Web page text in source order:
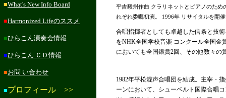
■What's New Info Board
■Harmonized Lifeのススメ
■ひらこん演奏会情報
■ひらこん ＣＤ情報
■お問 い合わせ
■プロフィール >>
平吉毅州作曲 クラリネットとピアノのため
れぞれ委嘱初演。 1996年 リサイタルを開
合唱指揮者としても卓越した信条と技
をNHK全国学校音楽 コンクール全国金
においても全国銀賞2回、その他数々の
1982年平松混声合唱団を結成。主宰・
ーンにおいて、シューベルト国際合唱